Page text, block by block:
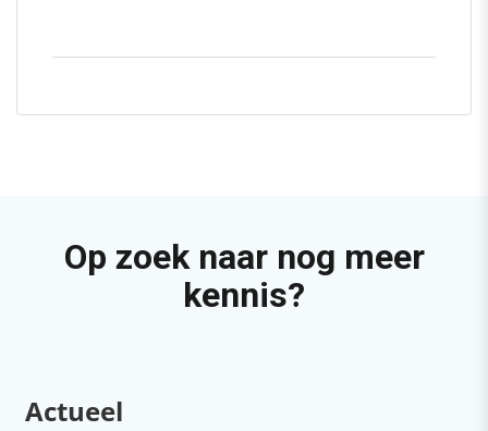
Op zoek naar nog meer
kennis?
Actueel